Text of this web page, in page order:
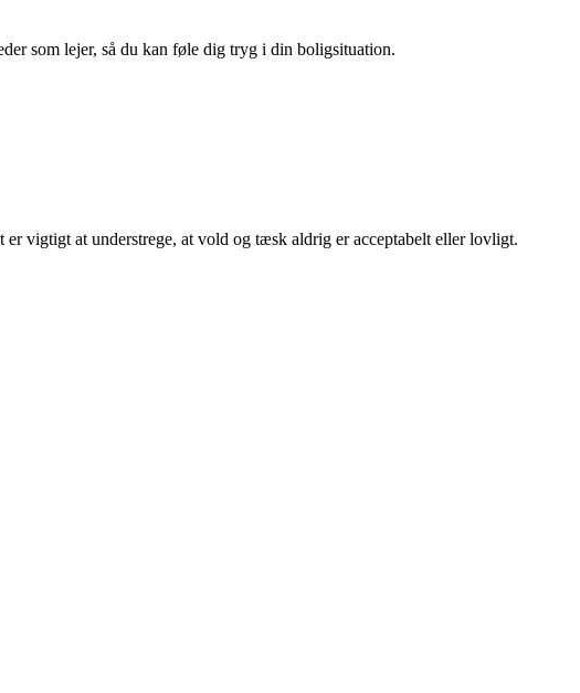
som lejer, så du kan føle dig tryg i din boligsituation.
vigtigt at understrege, at vold og tæsk aldrig er acceptabelt eller lovligt.